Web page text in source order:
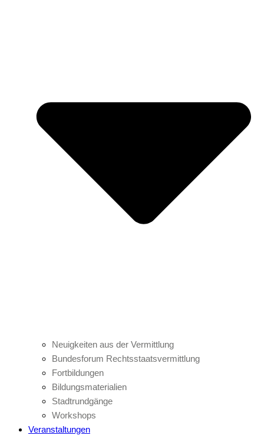
Neuigkeiten aus der Vermittlung
Bundesforum Rechtsstaatsvermittlung
Fortbildungen
Bildungsmaterialien
Stadtrundgänge
Workshops
Veranstaltungen